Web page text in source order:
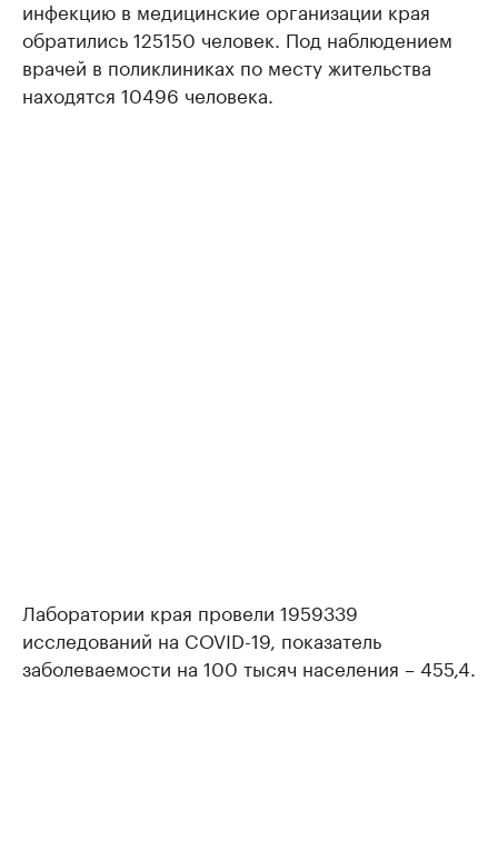
инфекцию в медицинские организации края
обратились 125150 человек. Под наблюдением
врачей в поликлиниках по месту жительства
находятся 10496 человека.
Лаборатории края провели 1959339
исследований на COVID-19, показатель
заболеваемости на 100 тысяч населения – 455,4.